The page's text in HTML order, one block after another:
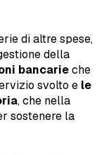
di altre spese,
della
bancarieche
svolto e le
, che nella
sostenere la